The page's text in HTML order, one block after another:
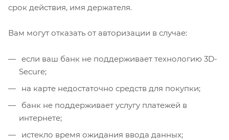
срок действия, имя держателя.
Вам могут отказать от авторизации в случае:
если ваш банк не поддерживает технологию 3D-
Secure;
на карте недостаточно средств для покупки;
банк не поддерживает услугу платежей в
интернете;
истекло время ожидания ввода данных;